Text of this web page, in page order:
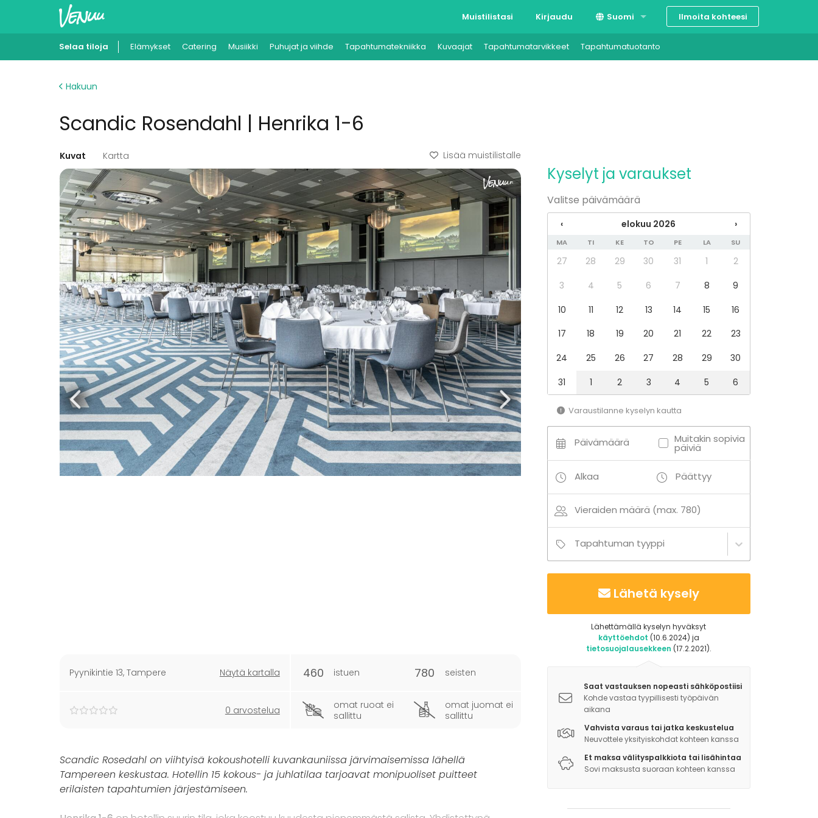
Muistilistasi Kirjaudu Suomi
Svenska
Ilmoita kohteesi
Selaa tiloja Elämykset Catering Musiikki Puhujat ja viihde Tapahtumatekniikka Kuvaajat Tapahtumatarvikkeet Tapahtumatuotanto
Hakuun
Scandic Rosendahl | Henrika 1-6
Kuvat Kartta Lisää muistilistalle
Pyynikintie 13, Tampere Näytä kartalla
0 arvostelua
460 istuen 780 seisten
omat ruoat ei
sallittu
omat juomat ei
sallittu
Scandic Rosedahl on viihtyisä kokoushotelli kuvankauniissa järvimaisemissa lähellä
Tampereen keskustaa. Hotellin 15 kokous- ja juhlatilaa tarjoavat monipuoliset puitteet
erilaisten tapahtumien järjestämiseen.
Kyselyt ja varaukset
Valitse päivämäärä
‹ elokuu 2026 ›
MA TI KE TO PE LA SU
27 28 29 30 31 1
2
3
4 5 6 7 8
9
10
11 12 13 14 15
16
17
18 19 20 21 22
23
24
25 26 27 28 29
30
31
1 2 3 4 5 6
Varaustilanne kyselyn kautta
Päivämäärä Muitakin sopivia
päiviä
Alkaa Päättyy
Vieraiden määrä (max. 780)
Tapahtuman tyyppi
Lähetä kysely
Lähettämällä kyselyn hyväksyt
käyttöehdot (10.6.2024) ja
tietosuojalausekkeen (17.2.2021).
Saat vastauksen nopeasti sähköpostiisi
Kohde vastaa tyypillisesti työpäivän
aikana
Vahvista varaus tai jatka keskustelua
Neuvottele yksityiskohdat kohteen kanssa
Et maksa välityspalkkiota tai lisähintaa
Sovi maksusta suoraan kohteen kanssa